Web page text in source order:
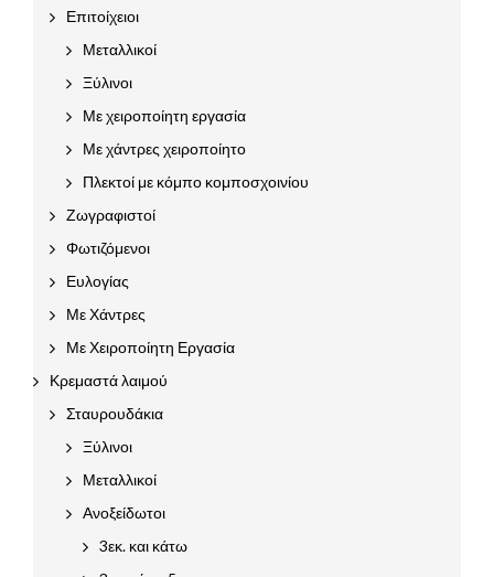
Επιτοίχειοι
Μεταλλικοί
Ξύλινοι
Με χειροποίητη εργασία
Με χάντρες χειροποίητο
Πλεκτοί με κόμπο κομποσχοινίου
Ζωγραφιστοί
Φωτιζόμενοι
Ευλογίας
Με Χάντρες
Με Χειροποίητη Εργασία
Κρεμαστά λαιμού
Σταυρουδάκια
Ξύλινοι
Μεταλλικοί
Ανοξείδωτοι
3εκ. και κάτω